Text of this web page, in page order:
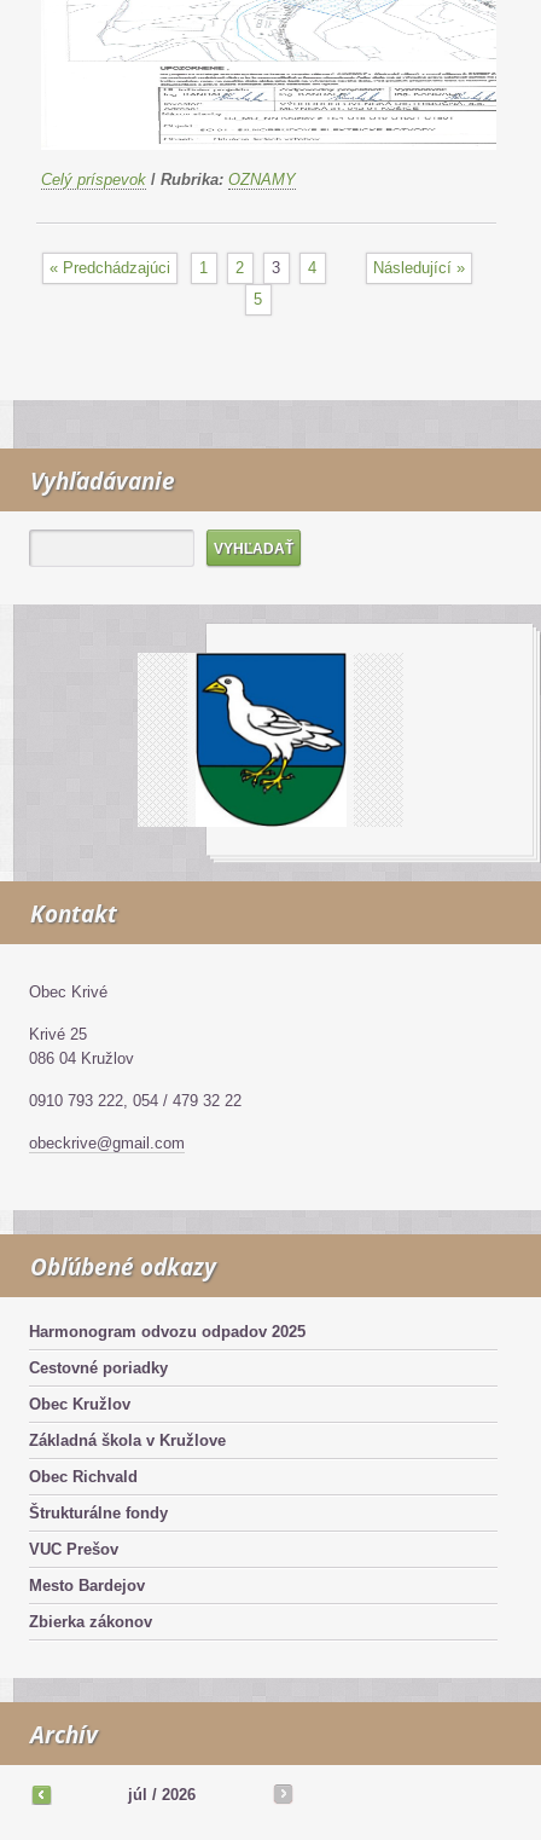
Celý príspevok / Rubrika: OZNAMY
« Predchádzajúci 1 2 3
4
5
Následující »
Vyhľadávanie
Kontakt
Obec Krivé
Krivé 25
086 04 Kružlov
0910 793 222, 054 / 479 32 22
obeckrive@gmail.com
Obľúbené odkazy
Harmonogram odvozu odpadov 2025
Cestovné poriadky
Obec Kružlov
Základná škola v Kružlove
Obec Richvald
Štrukturálne fondy
VUC Prešov
Mesto Bardejov
Zbierka zákonov
Archív
júl / 2026